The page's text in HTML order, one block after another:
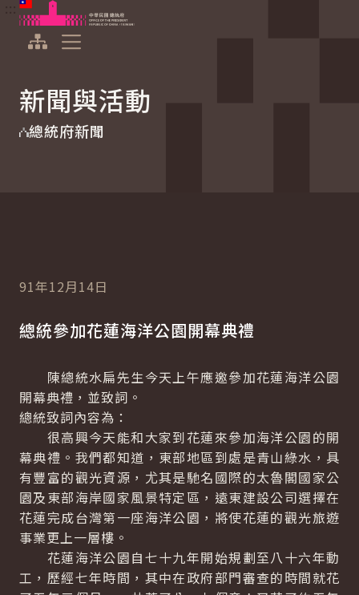
跳到主要內容
中華民國總統府
新聞與活動
總統府新聞
91年12月14日
總統參加花蓮海洋公園開幕典禮
陳總統水扁先生今天上午應邀參加花蓮海洋公園
開幕典禮，並致詞。
總統致詞內容為：
很高興今天能和大家到花蓮來參加海洋公園的開
幕典禮。我們都知道，東部地區到處是青山綠水，具
有豐富的觀光資源，尤其是馳名國際的太魯閣國家公
園及東部海岸國家風景特定區，遠東建設公司選擇在
花蓮完成台灣第一座海洋公園，將使花蓮的觀光旅遊
事業更上一層樓。
花蓮海洋公園自七十九年開始規劃至八十六年動
工，歷經七年時間，其中在政府部門審查的時間就花